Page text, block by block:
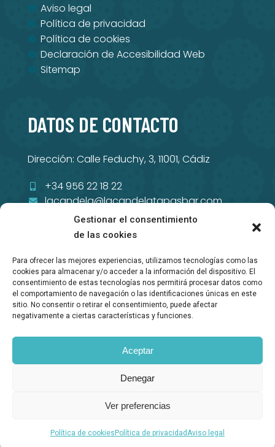
Gestionar el consentimiento
de las cookies
Para ofrecer las mejores experiencias, utilizamos tecnologías como las
cookies para almacenar y/o acceder a la información del dispositivo. El
consentimiento de estas tecnologías nos permitirá procesar datos como
el comportamiento de navegación o las identificaciones únicas en este
sitio. No consentir o retirar el consentimiento, puede afectar
negativamente a ciertas características y funciones.
Aceptar
Denegar
Ver preferencias
Política de cookies Política de privacidadAviso legal
Aviso legal
Política de privacidad
Política de cookies
Declaración de Accesibilidad Web
Sitemap
DATOS DE CONTACTO
Dirección: Calle Feduchy, 3, 11001, Cádiz
+34 956 22 18 22
lacandela@lacandelatapasbar.com
La Candela Tapas Bar ©2023 Todos los
derechos reservados
Inicianet